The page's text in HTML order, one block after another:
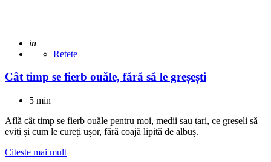
Adaugat
in
Retete
Cât timp se fierb ouăle, fără să le greșești
5 min
Află cât timp se fierb ouăle pentru moi, medii sau tari, ce greșeli să
eviți și cum le cureți ușor, fără coajă lipită de albuș.
Citeste mai mult